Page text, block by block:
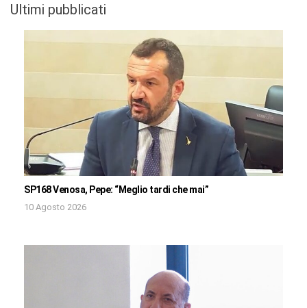
Ultimi pubblicati
SP168 Venosa, Pepe: “Meglio tardi che mai”
10 Agosto 2026